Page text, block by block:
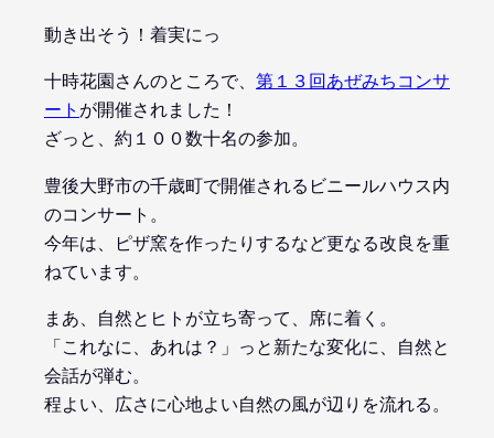
動き出そう！着実にっ
十時花園さんのところで、 第１３回あぜみちコンサ
ート が開催されました！
ざっと、約１００数十名の参加。
豊後大野市の千歳町で開催されるビニールハウス内
のコンサート。
今年は、ピザ窯を作ったりするなど更なる改良を重
ねています。
まあ、自然とヒトが立ち寄って、席に着く。
「これなに、あれは？」っと新たな変化に、自然と
会話が弾む。
程よい、広さに心地よい自然の風が辺りを流れる。